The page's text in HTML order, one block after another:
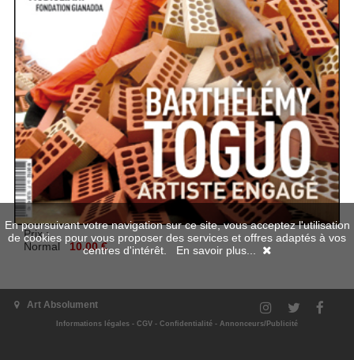
Prix :
Normal
10.00 €
Disponible en numérique
Art Absolument
Informations légales - CGV - Confidentialité - Annonceurs/Publicité
En poursuivant votre navigation sur ce site, vous acceptez l'utilisation
de cookies pour vous proposer des services et offres adaptés à vos
centres d'intérêt. En savoir plus...